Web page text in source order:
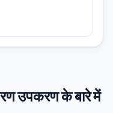
उपकरण के बारे में